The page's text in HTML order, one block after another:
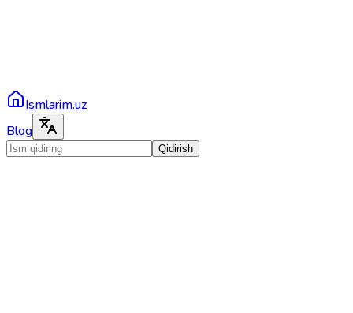
Ismlarim.uz
Blog
Qidirish